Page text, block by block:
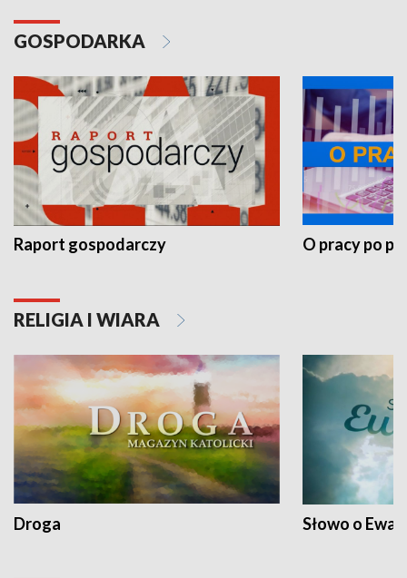
GOSPODARKA
Raport gospodarczy O pracy po
RELIGIA I WIARA
Droga Słowo o